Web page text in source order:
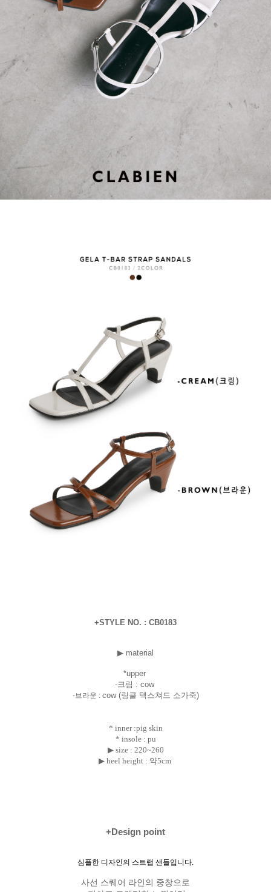
+STYLE NO. : CB0183
▶ material
*upper
-크림 : cow
-브라운 : cow (링클 텍스쳐드 소가죽)
* inner :pig skin
* insole : pu
▶ size : 220~260
▶ heel height : 약5cm
+Design point
심플한 디자인의 스트랩 샌들입니다.
사선 스퀘어 라인의 중창으로